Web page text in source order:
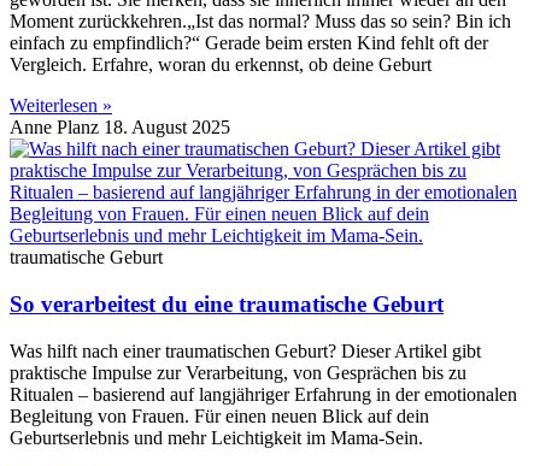
Moment zurückkehren.„Ist das normal? Muss das so sein? Bin ich
einfach zu empfindlich?“ Gerade beim ersten Kind fehlt oft der
Vergleich. Erfahre, woran du erkennst, ob deine Geburt
Weiterlesen »
Anne Planz 18. August 2025
traumatische Geburt
So verarbeitest du eine traumatische Geburt
Was hilft nach einer traumatischen Geburt? Dieser Artikel gibt
praktische Impulse zur Verarbeitung, von Gesprächen bis zu
Ritualen – basierend auf langjähriger Erfahrung in der emotionalen
Begleitung von Frauen. Für einen neuen Blick auf dein
Geburtserlebnis und mehr Leichtigkeit im Mama-Sein.